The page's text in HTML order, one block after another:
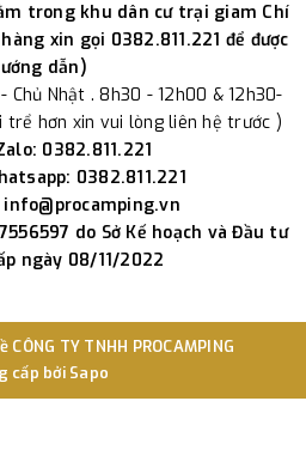
trong khu dân cư trại giam Chí
xin gọi 0382.811.221 để được
dẫn)
Chủ Nhật . 8h30 - 12h00 & 12h30-
trể hơn xin vui lòng liên hệ trước )
0382.811.221
0382.811.221
info@procamping.vn
do Sở Kế hoạch và Đầu tư
ngày 08/11/2022
CÔNG TY TNHH PROCAMPING
cấp bởi Sapo